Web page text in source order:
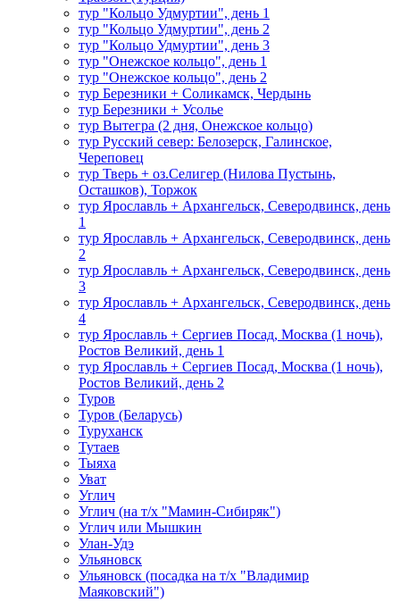
тур "Кольцо Удмуртии", день 1
тур "Кольцо Удмуртии", день 2
тур "Кольцо Удмуртии", день 3
тур "Онежское кольцо", день 1
тур "Онежское кольцо", день 2
тур Березники + Соликамск, Чердынь
тур Березники + Усолье
тур Вытегра (2 дня, Онежское кольцо)
тур Русский север: Белозерск, Галинское,
Череповец
тур Тверь + оз.Селигер (Нилова Пустынь,
Осташков), Торжок
тур Ярославль + Архангельск, Северодвинск, день
1
тур Ярославль + Архангельск, Северодвинск, день
2
тур Ярославль + Архангельск, Северодвинск, день
3
тур Ярославль + Архангельск, Северодвинск, день
4
тур Ярославль + Сергиев Посад, Москва (1 ночь),
Ростов Великий, день 1
тур Ярославль + Сергиев Посад, Москва (1 ночь),
Ростов Великий, день 2
Туров
Туров (Беларусь)
Туруханск
Тутаев
Тыяха
Уват
Углич
Углич (на т/х "Мамин-Сибиряк")
Углич или Мышкин
Улан-Удэ
Ульяновск
Ульяновск (посадка на т/х "Владимир
Маяковский")